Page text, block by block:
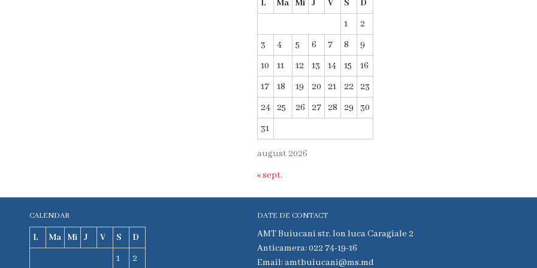
august 2026
L Ma Mi J V S
D
1
2
3
4 5 6 7 8
9
10
11 12 13 14 15
16
17
18 19 20 21 22
23
24
25 26 27 28 29
30
31
« sept.
CALENDAR
L Ma Mi J V S
D
1
2
DATE DE CONTACT
AMT Buiucani str. Ion luca Caragiale 2
Anticamera: 022 74-19-16
Email: amtbuiucani@ms.md